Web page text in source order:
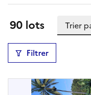
Résultats:
90 lots Trier la
Filtrer